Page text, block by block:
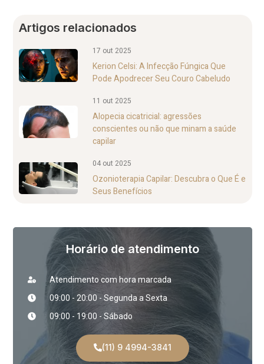
Artigos relacionados
17 out 2025
Kerion Celsi: A Infecção Fúngica Que
Pode Apodrecer Seu Couro Cabeludo
11 out 2025
Alopecia cicatricial: agressões
conscientes ou não que minam a saúde
capilar
04 out 2025
Ozonioterapia Capilar: Descubra o Que É e
Seus Benefícios
Horário de atendimento
Atendimento com hora marcada
09:00 - 20:00 - Segunda a Sexta
09:00 - 19:00 - Sábado
(11) 9 4994-3841